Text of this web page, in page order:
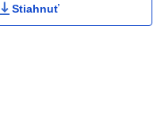
Stiahnuť